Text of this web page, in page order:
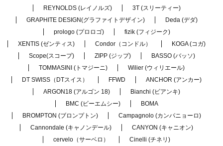
REYNOLDS (レイノルズ)
3T (スリーティー)
GRAPHITE DESIGN(グラファイトデザイン)
Deda (デダ)
prologo (プロロゴ)
fizik (フィジーク)
XENTIS (ゼンティス)
Condor（コンドル）
KOGA (コガ)
Scope(スコープ)
ZIPP (ジップ)
BASSO (バッソ)
TOMMASINI (トマジーニ)
Wilier (ウィリエール)
DT SWISS（DTスイス）
FFWD
ANCHOR (アンカー)
ARGON18 (アルゴン 18)
Bianchi (ビアンキ)
BMC (ビーエムシー)
BOMA
BROMPTON (ブロンプトン)
Campagnolo (カンパニョーロ)
Cannondale (キャノンデール)
CANYON (キャニオン)
cervelo（サーベロ）
Cinelli (チネリ)